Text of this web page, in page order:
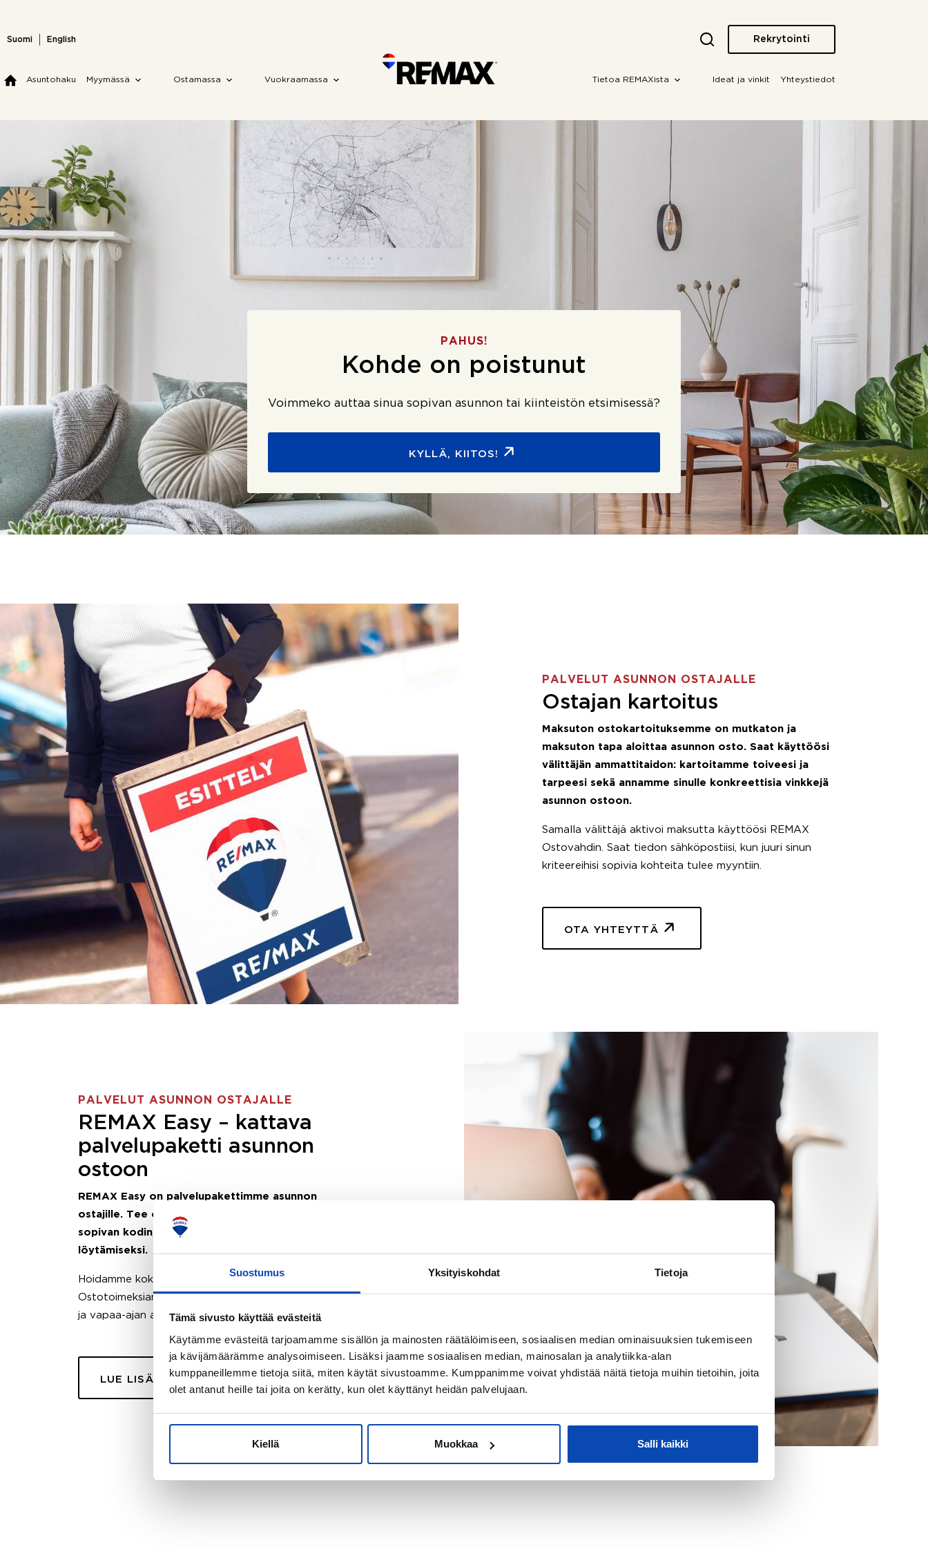
Suostumus Yksityiskohdat Tietoja
Tämä sivusto käyttää evästeitä
Käytämme evästeitä tarjoamamme sisällön ja mainosten räätälöimiseen, sosiaalisen median ominaisuuksien tukemiseen
ja kävijämäärämme analysoimiseen. Lisäksi jaamme sosiaalisen median, mainosalan ja analytiikka-alan
kumppaneillemme tietoja siitä, miten käytät sivustoamme. Kumppanimme voivat yhdistää näitä tietoja muihin tietoihin, joita
olet antanut heille tai joita on kerätty, kun olet käyttänyt heidän palvelujaan.
Kiellä Muokkaa Salli kaikki
content
Suomi English Rekrytointi
Asuntohaku Myymässä Ostamassa Vuokraamassa Tietoa REMAXista Ideat ja vinkit Yhteystiedot
PAHUS!
Kohde on poistunut
Voimmeko auttaa sinua sopivan asunnon tai kiinteistön etsimisessä?
KYLLÄ, KIITOS!
PALVELUT ASUNNON OSTAJALLE
Ostajan kartoitus
Maksuton ostokartoituksemme on mutkaton ja
maksuton tapa aloittaa asunnon osto. Saat käyttöösi
välittäjän ammattitaidon: kartoitamme toiveesi ja
tarpeesi sekä annamme sinulle konkreettisia vinkkejä
asunnon ostoon.
Samalla välittäjä aktivoi maksutta käyttöösi REMAX
Ostovahdin. Saat tiedon sähköpostiisi, kun juuri sinun
kriteereihisi sopivia kohteita tulee myyntiin.
OTA YHTEYTTÄ
PALVELUT ASUNNON OSTAJALLE
REMAX Easy – kattava
palvelupaketti asunnon
ostoon
REMAX Easy on palvelupakettimme asunnon
ostajille. Tee ostotoimeksianto ja etsimme juuri sinulle
sopivan kodin, eikä sinun tarvitse nähdä vaivaa sen
löytämiseksi.
Hoidamme koko ostoprosessin puolestasi.
Ostotoimeksiantopalvelumme sopii myös esimerkiksi sijoitus-
ja vapaa-ajan asuntojen ostoon.
LUE LISÄÄ